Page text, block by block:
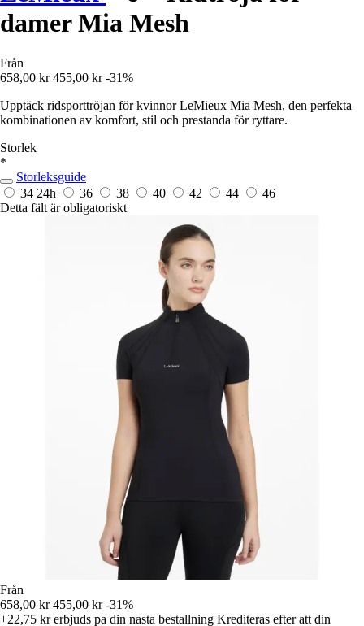
damer Mia Mesh
Från
658,00 kr 455,00 kr -31%
Upptäck ridsporttröjan för kvinnor LeMieux Mia Mesh, den perfekta
kombinationen av komfort, stil och prestanda för ryttare.
Storlek
*
Storleksguide
34 24h 36 38 40 42 44
46
Detta fält är obligatoriskt
Från
658,00 kr 455,00 kr -31%
+22,75 krerbjuds pa din nasta bestallning Krediteras efter att din